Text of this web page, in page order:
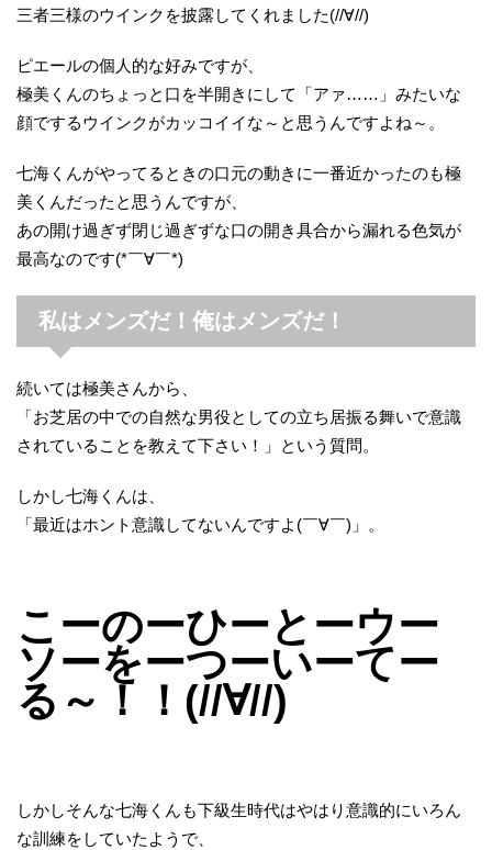
三者三様のウインクを披露してくれました(//∀//)
ピエールの個人的な好みですが、
極美くんのちょっと口を半開きにして「アァ……」みたいな
顔でするウインクがカッコイイな～と思うんですよね～。
七海くんがやってるときの口元の動きに一番近かったのも極
美くんだったと思うんですが、
あの開け過ぎず閉じ過ぎずな口の開き具合から漏れる色気が
最高なのです(*￣∀￣*)
私はメンズだ！俺はメンズだ！
続いては極美さんから、
「お芝居の中での自然な男役としての立ち居振る舞いで意識
されていることを教えて下さい！」という質問。
しかし七海くんは、
「最近はホント意識してないんですよ(￣∀￣)」。
こーのーひーとーウー
ソーをーつーいーてー
る～！！(//∀//)
しかしそんな七海くんも下級生時代はやはり意識的にいろん
な訓練をしていたようで、